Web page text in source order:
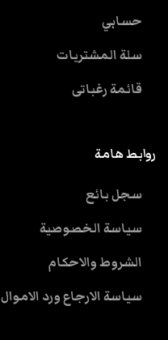
حسابي
سلة المشتريات
قائمة رغباتى
روابط هامة
سجل بائع
سياسة الخصوصية
الشروط والاحكام
سياسة الارجاع ورد الاموال